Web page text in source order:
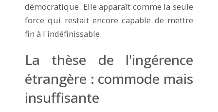
démocratique. Elle apparaît comme la seule
force qui restait encore capable de mettre
fin à l'indéfinissable.
La thèse de l'ingérence
étrangère : commode mais
insuffisante